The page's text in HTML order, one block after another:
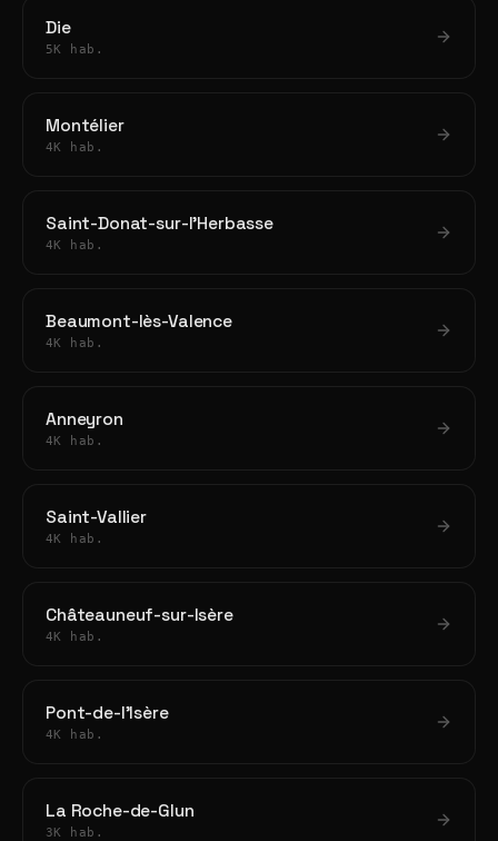
Die
5K hab.
Montélier
4K hab.
Saint-Donat-sur-l'Herbasse
4K hab.
Beaumont-lès-Valence
4K hab.
Anneyron
4K hab.
Saint-Vallier
4K hab.
Châteauneuf-sur-Isère
4K hab.
Pont-de-l'Isère
4K hab.
La Roche-de-Glun
3K hab.